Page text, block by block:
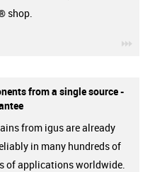
shop.
from a single source -
from igus are already
in many hundreds of
of applications worldwide.